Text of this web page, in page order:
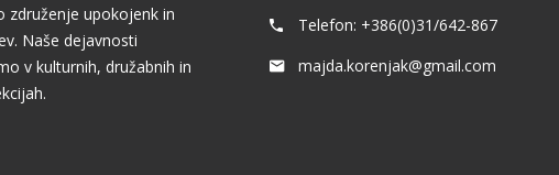
združenje upokojenk in
Naše dejavnosti
v kulturnih, družabnih in
Telefon: +386(0)31/642-867
majda.korenjak@gmail.com